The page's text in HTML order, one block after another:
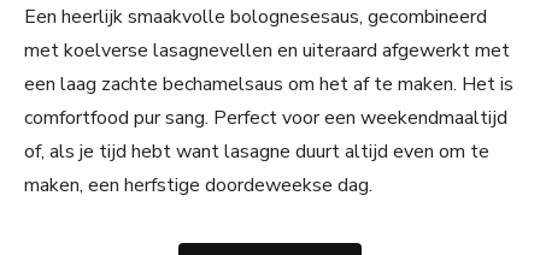
Een heerlijk smaakvolle bolognesesaus, gecombineerd
met koelverse lasagnevellen en uiteraard afgewerkt met
een laag zachte bechamelsaus om het af te maken. Het is
comfortfood pur sang. Perfect voor een weekendmaaltijd
of, als je tijd hebt want lasagne duurt altijd even om te
maken, een herfstige doordeweekse dag.